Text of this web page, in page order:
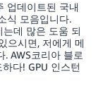
업데이트된 국내
식 모음입니다.
데 많은 도움 되
으시면, 저에게 메
AWS코리아 블로
다! GPU 인스턴